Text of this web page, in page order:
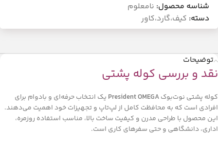
شناسه محصول: نامعلوم
دسته: کیف،گارد،کاور
توضیحات
نقد و بررسی کوله پشتی
کوله پشتی نوت‌بوکPresident OMEGA یک انتخاب حرفه‌ای و بادوام برای
افرادی است که به محافظت کامل از لپ‌تاپ و تجهیزات خود اهمیت می‌دهند.
این محصول با طراحی مدرن و کیفیت ساخت بالا، مناسب استفاده روزمره،
اداری، دانشگاهی و حتی سفرهای کاری است.